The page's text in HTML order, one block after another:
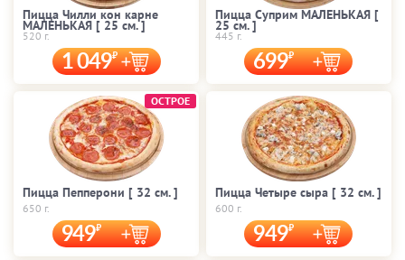
Пицца Чилли кон карне
МАЛЕНЬКАЯ [ 25 cм. ]
520 г.
1 049
Пицца Суприм МАЛЕНЬКАЯ [
25 cм. ]
445 г.
699
Пицца Пепперони [ 32 cм. ]
650 г.
949
ОСТРОЕ
Пицца Четыре сыра [ 32 cм. ]
600 г.
949